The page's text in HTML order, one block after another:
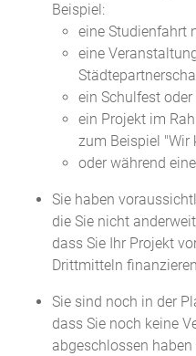
Beispiel:
eine Studienfahrt
eine
ein Schulfest
ein Projekt im
zum Beispiel "Wir
oder während
Sie haben
die Sie nicht
dass Sie Ihr Projekt
Drittmitteln
Sie sind noch in der
dass Sie noch keine
abgeschlossen haben